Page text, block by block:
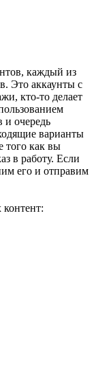
каждый из
Это аккаунты с
кто-то делает
и очередь
варианты
того как вы
в работу. Если
его и отправим